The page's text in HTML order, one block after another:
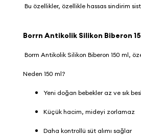
Bu özellikler, özellikle hassas sindirim
Borrn Antikolik Silikon Biberon
Borrn Antikolik Silikon Biberon 150 ml,
Neden 150 ml?
Yeni doğan bebekler az ve sık
Küçük hacim, mideyi zorlamaz
Daha kontrollü süt alımı sağlar